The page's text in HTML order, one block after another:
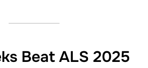
Beat ALS 2025